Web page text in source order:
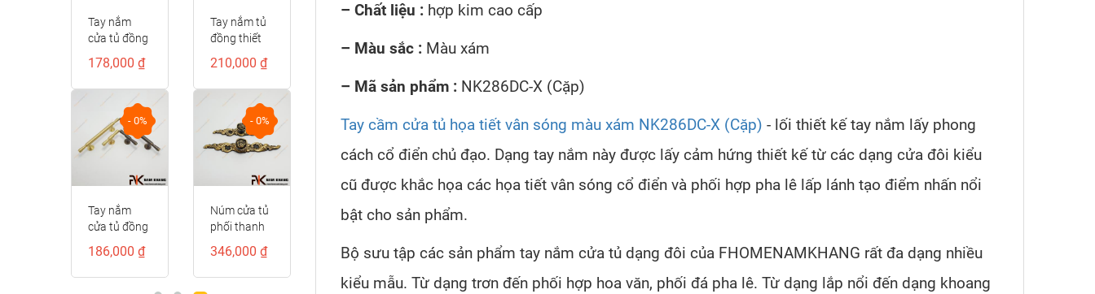
Tay nắm
cửa tủ đồng
đốt tròn
trơn cao cấp
NK414D-CF
178,000 ₫
- 0%
Tay nắm
cửa tủ đồng
cấp
NK306D-
186,000 ₫
Tay nắm tủ
đồng thiết
NK521D
210,000 ₫
- 0%
Núm cửa tủ
phối thanh
điển
NK071D-
346,000 ₫
– Chất liệu : hợp kim cao cấp
– Màu sắc : Màu xám
– Mã sản phẩm : NK286DC-X (Cặp)
Tay cầm cửa tủ họa tiết vân sóng màu xám NK286DC-X (Cặp) - lối thiết kế tay nắm lấy phong
cách cổ điển chủ đạo. Dạng tay nắm này được lấy cảm hứng thiết kế từ các dạng cửa đôi kiểu
cũ được khắc họa các họa tiết vân sóng cổ điển và phối hợp pha lê lấp lánh tạo điểm nhấn nổi
bật cho sản phẩm.
Bộ sưu tập các sản phẩm tay nắm cửa tủ dạng đôi của FHOMENAMKHANG rất đa dạng nhiều
kiểu mẫu. Từ dạng trơn đến phối hợp hoa văn, phối đá pha lê. Từ dạng lắp nổi đến dạng khoang